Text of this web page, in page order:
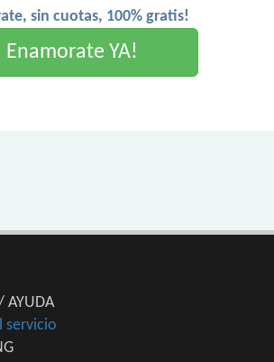
sin cuotas, 100% gratis!
Enamorate YA!
AYUDA
servicio